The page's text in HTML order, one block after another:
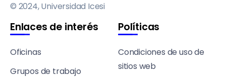
© 2024, Universidad Icesi
Enlaces de interés
Oficinas
Grupos de trabajo
Políticas
Condiciones de uso de
sitios web